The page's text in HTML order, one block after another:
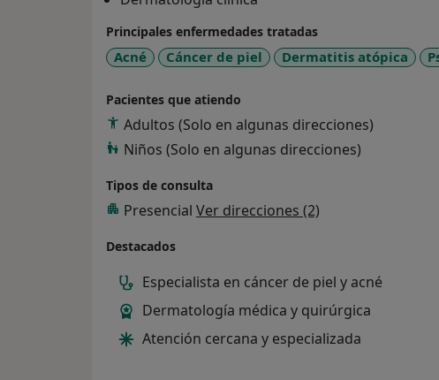
Principales enfermedades tratadas
Acné Cáncer de piel Dermatitis atópica
Pacientes que atiendo
Adultos (Solo en algunas direcciones)
Niños (Solo en algunas direcciones)
Tipos de consulta
Presencial Ver direcciones (2)
Destacados
Especialista en cáncer de piel y acné
Dermatología médica y quirúrgica
Atención cercana y especializada